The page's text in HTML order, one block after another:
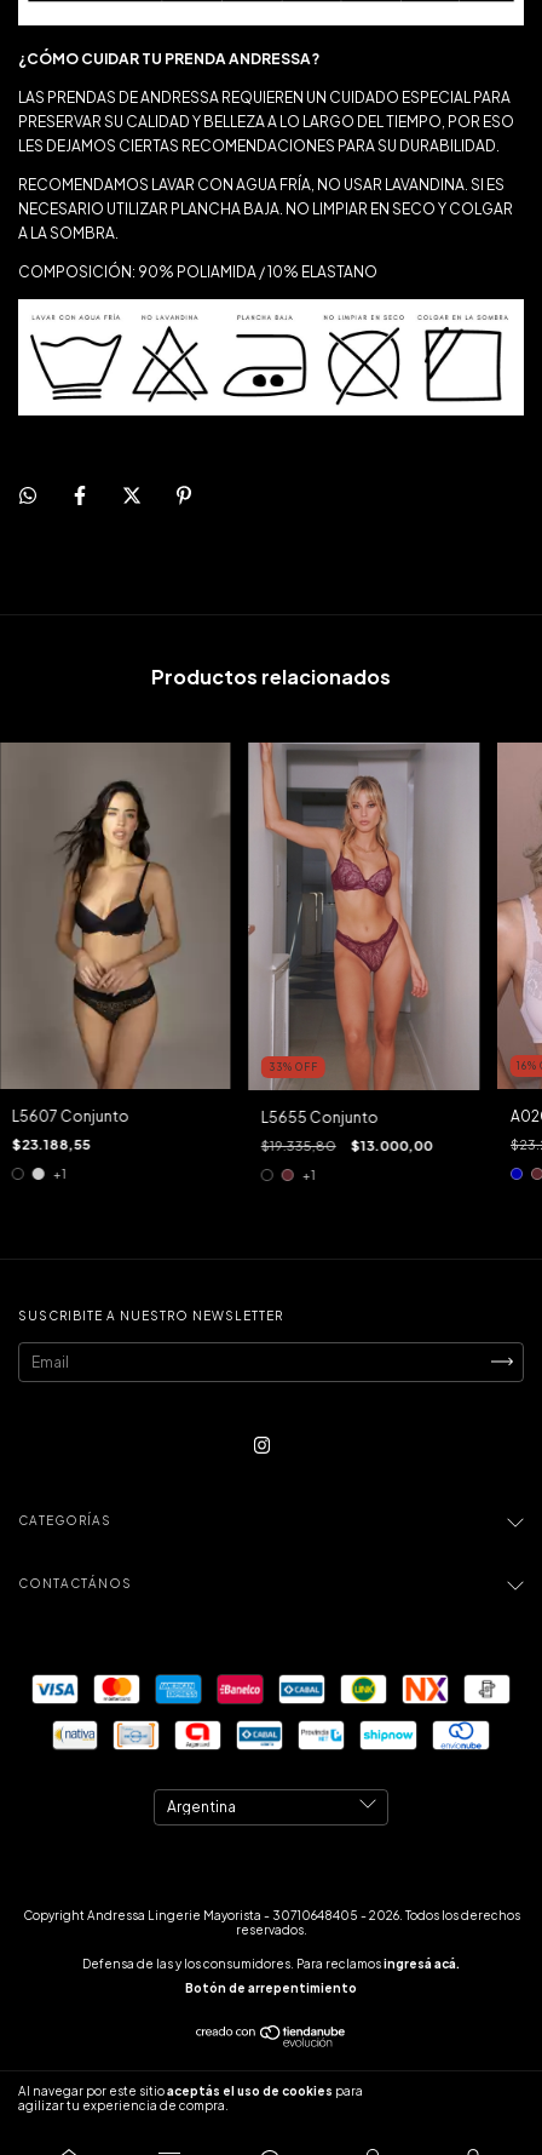
Al navegar por este sitioaceptás el uso de cookies para
agilizar tu experiencia de compra.
¿CÓMO CUIDAR TU PRENDA ANDRESSA?
LAS PRENDAS DE ANDRESSA REQUIEREN UN CUIDADO ESPECIAL PARA
PRESERVAR SU CALIDAD Y BELLEZA A LO LARGO DEL TIEMPO, POR ESO
LES DEJAMOS CIERTAS RECOMENDACIONES PARA SU DURABILIDAD.
RECOMENDAMOS LAVAR CON AGUA FRÍA, NO USAR LAVANDINA. SI ES
NECESARIO UTILIZAR PLANCHA BAJA. NO LIMPIAR EN SECO Y COLGAR
A LA SOMBRA.
COMPOSICIÓN: 90% POLIAMIDA / 10% ELASTANO
Productos relacionados
L5607 Conjunto
$23.188,55
+1
33% OFF
L5655 Conjunto
$19.335,80 $13.000,00
+1
16%
SUSCRIBITE A NUESTRO NEWSLETTER
CATEGORÍAS
CONTACTÁNOS
Copyright Andressa Lingerie Mayorista - 30710648405 - 2026. Todos los derechos
reservados.
Defensa de las y los consumidores. Para reclamosingresá acá.
Botón de arrepentimiento